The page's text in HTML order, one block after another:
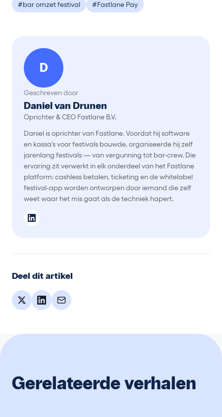
#bar omzet festival
#Fastlane Pay
D
Geschreven door
Daniel van Drunen
Oprichter & CEO Fastlane B.V.
Daniel is oprichter van Fastlane. Voordat hij software
en kassa's voor festivals bouwde, organiseerde hij zelf
jarenlang festivals — van vergunning tot bar-crew. Die
ervaring zit verwerkt in elk onderdeel van het Fastlane
platform: cashless betalen, ticketing en de whitelabel
festival-app worden ontworpen door iemand die zelf
weet waar het mis gaat als de techniek hapert.
Deel dit artikel
Gerelateerde verhalen